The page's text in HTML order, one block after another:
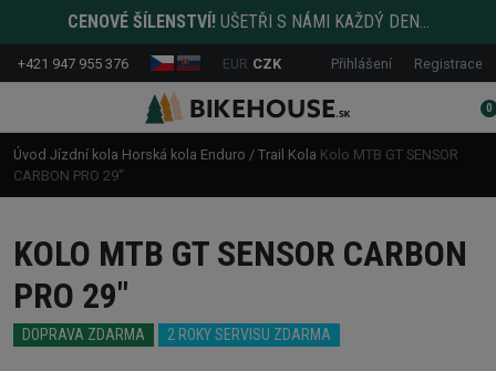
CENOVÉ ŠÍLENSTVÍ! UŠETŘI S NÁMI KAŽDÝ DEN...
+421 947 955 376 EUR CZK Přihlášení Registrace
0
Úvod Jízdní kola Horská kola Enduro / Trail Kola Kolo MTB GT SENSOR
CARBON PRO 29"
KOLO MTB GT SENSOR CARBON
PRO 29"
DOPRAVA ZDARMA 2 ROKY SERVISU ZDARMA